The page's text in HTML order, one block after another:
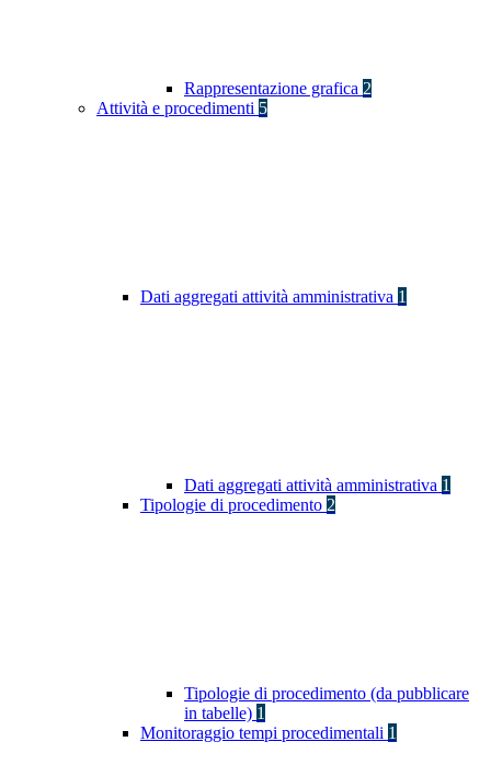
Rappresentazione grafica 2
Attività e procedimenti 5
Dati aggregati attività amministrativa 1
Dati aggregati attività amministrativa 1
Tipologie di procedimento 2
Tipologie di procedimento (da pubblicare
in tabelle) 1
Monitoraggio tempi procedimentali 1